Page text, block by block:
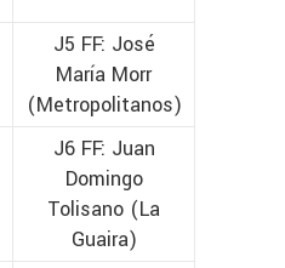
J5 FF: José
María Morr
(Metropolitanos)
J6 FF: Juan
Domingo
Tolisano (La
Guaira)